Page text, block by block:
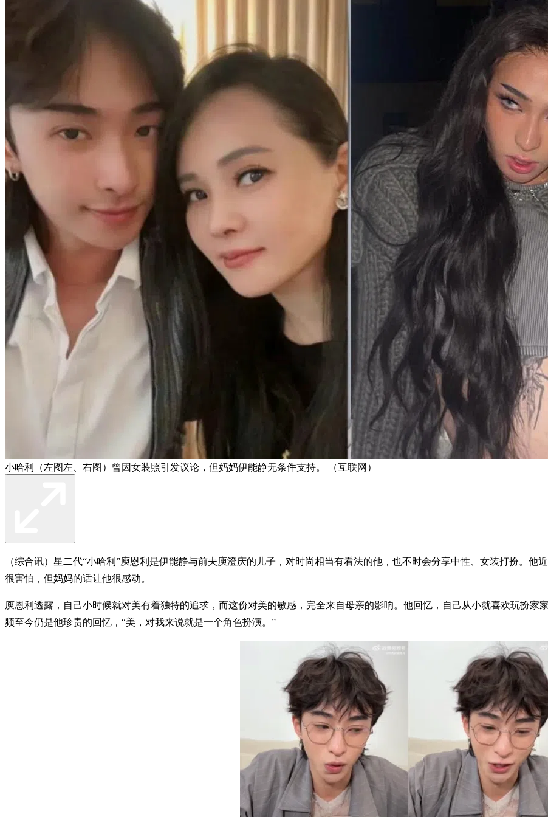
小哈利（左图左、右图）曾因女装照引发议论，但妈妈伊能静无条件支持。 （互联网）
（综合讯）星二代“小哈利”庾恩利是伊能静与前夫庾澄庆的儿子，对时尚相当有看法的他，也不时会分享中性、女装打扮。
很害怕，但妈妈的话让他很感动。
庾恩利透露，自己小时候就对美有着独特的追求，而这份对美的敏感，完全来自母亲的影响。他回忆，自己从小就喜欢玩扮
频至今仍是他珍贵的回忆，“美，对我来说就是一个角色扮演。”